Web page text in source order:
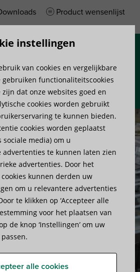
Product wensenlijst
instellingen
van cookies en vergelijkbare
gebruiken functionaliteitscookies
dat onze websites goed en
cookies worden gebruikt
te kunnen bieden.
cookies worden geplaatst
media) om u
advertenties te kunnen laten zien
advertenties. Door het
kunnen derden uw
om u relevantere advertenties
te klikken op ‘Accepteer alle
voor het plaatsen van
de knop ‘Instellingen’ om uw
alle cookies